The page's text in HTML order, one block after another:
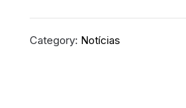
Category: Notícias